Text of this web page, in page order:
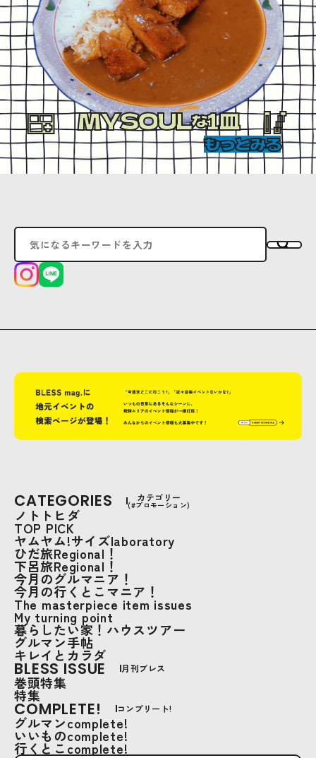
MYSOULな1皿
もっとみる
CATEGORIES カテゴリー
(#プロモーション)
ノトトヒダ
TOP PICK
ヤムヤム!サイズlaboratory
ひだ旅Regional！
下呂旅Regional！
今月のグルマニア！
今月の行くとこマニア！
The masterpiece item issues
My turning point
暮らしたい家！ハウスツアー
グルマン手帖
キレイとカラダ
BLESS ISSUE 月刊ブレス
巻頭特集
特集
COMPLETE! コンプリート!
グルマンcomplete!
いいものcomplete!
行くとこcomplete!